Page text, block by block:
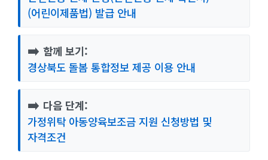
(어린이제품법) 발급 안내
➡️ 함께 보기:
경상북도 돌봄 통합정보 제공 이용 안내
➡️ 다음 단계:
가정위탁 아동양육보조금 지원 신청방법 및
자격조건